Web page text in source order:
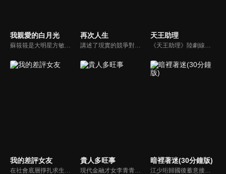
我親愛的白月光
蘇筱筱是大明星方敏專屬替身演員。非常熟悉方敏的她接到方敏的求助，希望她冒名頂替，扮成明豪集團董事長費銘軒的未婚妻。費銘軒知道筱筱是冒牌貨之後，居然直接提出結婚要求？而另一邊方敏卻和蘇筱筱男友唐宋走到了一起。而唐宋帶著陰謀回歸，四人剪不斷理還亂，互相演戲，最終這場拉扯究竟走向何方…
再次人生
講述了現實的競爭對手方黎和安航，因一次意外受困在虛擬世界並成為一對夫妻。但兩人系統任務對立，必須擊敗對方才能回到現實。為此二人一路高能角力，成為系統中的“史密斯夫婦”，在相愛相殺中彼此動心，成功改寫系統規則！
天王助理
《天王助理》陸劇線上看。萬眾矚目但文學素養欠佳的流量巨星由曦（孫澤源）與患有人群恐懼症的歷史系學霸尉遲杳杳（盧洋洋）因為一場陰差陽錯的碰撞，二人的人生軌跡就此顛覆巨變。
我的差評女友
在社會底層掙扎求生，把差評視為宣洩手段+維權方式的市井女孩易然（盧洋洋 飾），得到了一次天降的五星級酒店體驗機會，在體驗過程中遇到了完美主義眼裡容不下“差評”的纓縵酒店經理肖穆丞（邢昭林 飾）。兩人共同成長、彼此成就，面對重重困難，依然百折不撓，飽含熱情面對工作及生活。
貴人多旺事
現代金融才女李青青穿越古代，成為車騎將軍潘陽之妻。原想着安穩度日，豈料平靜不過三載，夫君竟攜外室李沐顏一同歸家。與此同時，一樁李家身世互換的秘聞亦隨之曝光—李沐顏才是真正的李家千金。面對夫君與身份的雙重背棄，李青青從容化解後宅鬧劇，憑藉現代金融智慧，一步步闖出屬於自己的逆襲之路。
暗裡著迷(30分鐘版)
江少珩歸國後蓄意接近服裝設計師蘇半夏，直到衛高陽暴露出江少珩接近蘇半夏的真實目的，蘇半夏深覺背叛而與江少珩分手。而已經無法離開蘇半夏的江少珩，用真心再次追回蘇半夏，上演追妻火葬場並重歸於好。之後，兩人查清當年真相，最終衛氏姐弟雙雙落網，一切塵埃落定。